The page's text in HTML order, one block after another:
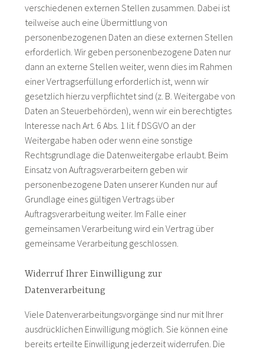
verschiedenen externen Stellen zusammen. Dabei ist
teilweise auch eine Übermittlung von
personenbezogenen Daten an diese externen Stellen
erforderlich. Wir geben personenbezogene Daten nur
dann an externe Stellen weiter, wenn dies im Rahmen
einer Vertragserfüllung erforderlich ist, wenn wir
gesetzlich hierzu verpflichtet sind (z. B. Weitergabe von
Daten an Steuerbehörden), wenn wir ein berechtigtes
Interesse nach Art. 6 Abs. 1 lit. f DSGVO an der
Weitergabe haben oder wenn eine sonstige
Rechtsgrundlage die Datenweitergabe erlaubt. Beim
Einsatz von Auftragsverarbeitern geben wir
personenbezogene Daten unserer Kunden nur auf
Grundlage eines gültigen Vertrags über
Auftragsverarbeitung weiter. Im Falle einer
gemeinsamen Verarbeitung wird ein Vertrag über
gemeinsame Verarbeitung geschlossen.
Widerruf Ihrer Einwilligung zur
Datenverarbeitung
Viele Datenverarbeitungsvorgänge sind nur mit Ihrer
ausdrücklichen Einwilligung möglich. Sie können eine
bereits erteilte Einwilligung jederzeit widerrufen. Die